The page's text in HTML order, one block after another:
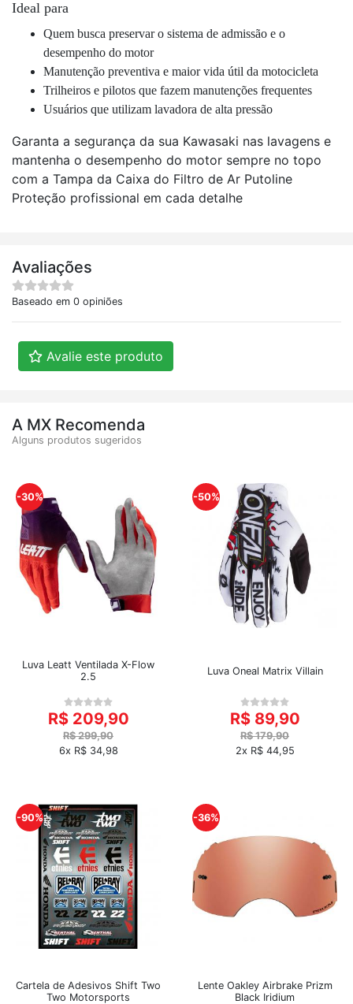
Ideal para
Quem busca preservar o sistema de admissão e o
desempenho do motor
Manutenção preventiva e maior vida útil da motocicleta
Trilheiros e pilotos que fazem manutenções frequentes
Usuários que utilizam lavadora de alta pressão
Garanta a segurança da sua Kawasaki nas lavagens e
mantenha o desempenho do motor sempre no topo
com a Tampa da Caixa do Filtro de Ar Putoline
Proteção profissional em cada detalhe
Avaliações
Baseado em 0 opiniões
Avalie este produto
A MX Recomenda
Alguns produtos sugeridos
-30%
Luva Leatt Ventilada X-Flow
2.5
R$ 209,90
R$ 299,90
6x R$ 34,98
-50%
Luva Oneal Matrix Villain
R$ 89,90
R$ 179,90
2x R$ 44,95
-90%
Cartela de Adesivos Shift Two
Two Motorsports
-36%
Lente Oakley Airbrake Prizm
Black Iridium